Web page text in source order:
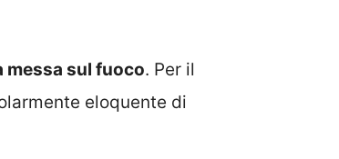
messa sul fuoco. Per il
eloquente di